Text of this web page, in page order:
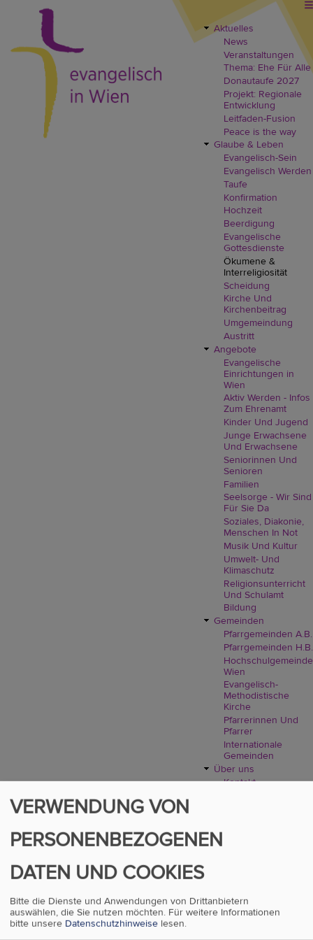
EVW
Header
Menü
Aktuelles
News
Veranstaltungen
Thema: Ehe Für Alle
Donautaufe 2027
Projekt: Regionale
Entwicklung
Leitfaden-Fusion
Peace is the way
Glaube & Leben
Evangelisch-Sein
Evangelisch Werden
Taufe
Konfirmation
Hochzeit
Beerdigung
Evangelische
Gottesdienste
Ökumene &
Interreligiosität
Scheidung
Kirche Und
Kirchenbeitrag
Umgemeindung
Austritt
Angebote
Evangelische
Einrichtungen in
Wien
Aktiv Werden - Infos
Zum Ehrenamt
Kinder Und Jugend
Junge Erwachsene
Und Erwachsene
Seniorinnen Und
Senioren
Familien
Seelsorge - Wir Sind
Für Sie Da
Soziales, Diakonie,
Menschen In Not
Musik Und Kultur
Umwelt- Und
Klimaschutz
Religionsunterricht
Und Schulamt
Bildung
Gemeinden
Pfarrgemeinden A.B.
Pfarrgemeinden H.B.
Hochschulgemeinde
Wien
Evangelisch-
Methodistische
Kirche
Pfarrerinnen Und
Pfarrer
Internationale
Gemeinden
Über uns
Kontakt
2018
Presse
VERWENDUNG VON
PERSONENBEZOGENEN
DATEN UND COOKIES
Bitte die Dienste und Anwendungen von Drittanbietern
auswählen, die Sie nutzen möchten. Für weitere Informationen
bitte unsere Datenschutzhinweise lesen.